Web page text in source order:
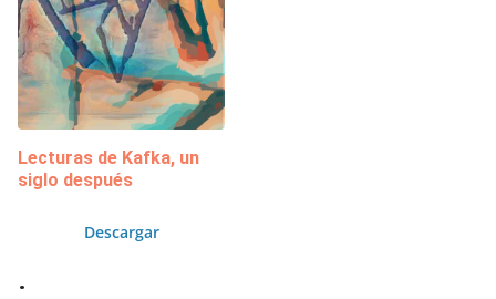
Lecturas de Kafka, un
siglo después
Descargar
.